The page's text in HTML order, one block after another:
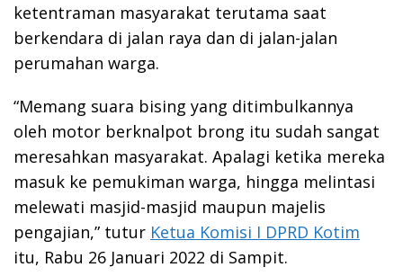
ketentraman masyarakat terutama saat
berkendara di jalan raya dan di jalan-jalan
perumahan warga.
“Memang suara bising yang ditimbulkannya
oleh motor berknalpot brong itu sudah sangat
meresahkan masyarakat. Apalagi ketika mereka
masuk ke pemukiman warga, hingga melintasi
melewati masjid-masjid maupun majelis
pengajian,” tutur Ketua Komisi I DPRD Kotim
itu, Rabu 26 Januari 2022 di Sampit.